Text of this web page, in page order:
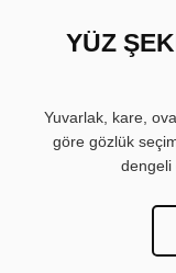
YÜZ
Yuvarlak, kare,
göre gözlük
dengeli